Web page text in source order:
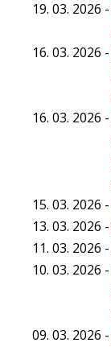
19. 03. 2026
16. 03. 2026
16. 03. 2026
15. 03. 2026
13. 03. 2026
11. 03. 2026
10. 03. 2026
09. 03. 2026